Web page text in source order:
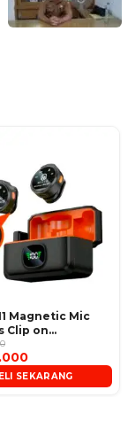
Magnetic Mic
Clip on
SEKARANG